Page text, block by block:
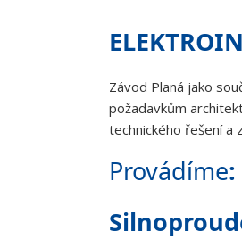
Závod Planá jako
požadavkům
technického řešení a
Provádíme: